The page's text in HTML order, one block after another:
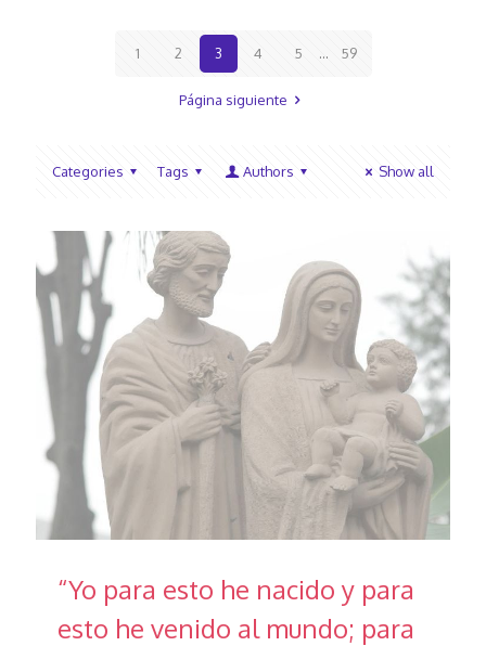
1 2 3 4 5 ... 59
Página siguiente
Categories Tags Authors Show all
“Yo para esto he nacido y para
esto he venido al mundo; para